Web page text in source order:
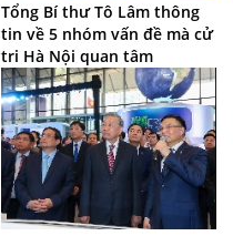
Tổng Bí thư Tô Lâm thông
tin về 5 nhóm vấn đề mà cử
tri Hà Nội quan tâm